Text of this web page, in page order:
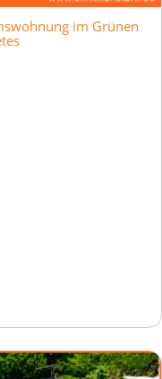
im Grünen